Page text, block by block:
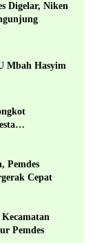
Digelar, Niken
Mbah Hasyim
Pemdes
Cepat
Pemdes